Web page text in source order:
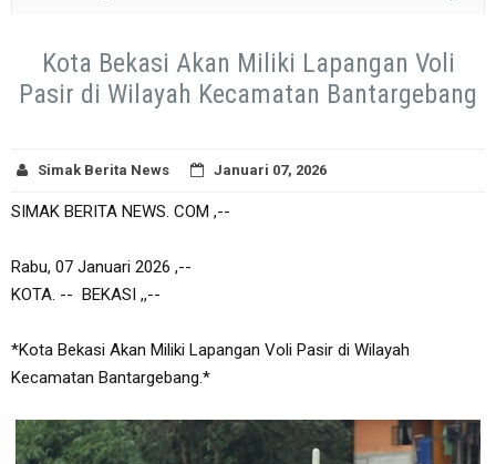
Kota Bekasi Akan Miliki Lapangan Voli
Pasir di Wilayah Kecamatan Bantargebang
Simak Berita News Januari 07, 2026
SIMAK BERITA NEWS. COM ,--
Rabu, 07 Januari 2026 ,--
KOTA. -- BEKASI ,,--
*Kota Bekasi Akan Miliki Lapangan Voli Pasir di Wilayah
Kecamatan Bantargebang.*